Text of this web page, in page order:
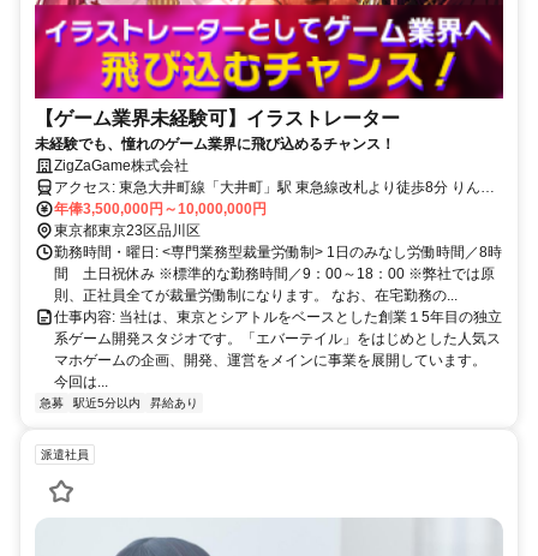
【ゲーム業界未経験可】イラストレーター
未経験でも、憧れのゲーム業界に飛び込めるチャンス！
ZigZaGame株式会社
アクセス: 東急大井町線「大井町」駅 東急線改札より徒歩8分 りんか
い線「大井町」駅 りんかい線改札より徒歩9分 京浜東北線「大井町」
駅 JR中央改札より徒歩6分
年俸3,500,000円～10,000,000円
東京都東京23区品川区
勤務時間・曜日: <専門業務型裁量労働制> 1日のみなし労働時間／8時
間 土日祝休み ※標準的な勤務時間／9：00～18：00 ※弊社では原
則、正社員全てが裁量労働制になります。 なお、在宅勤務の...
仕事内容: 当社は、東京とシアトルをベースとした創業１5年目の独立
系ゲーム開発スタジオです。「エバーテイル」をはじめとした人気ス
マホゲームの企画、開発、運営をメインに事業を展開しています。
今回は...
急募 駅近5分以内 昇給あり
派遣社員